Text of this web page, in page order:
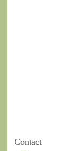
Contact